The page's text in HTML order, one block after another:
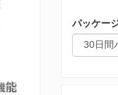
パッケー